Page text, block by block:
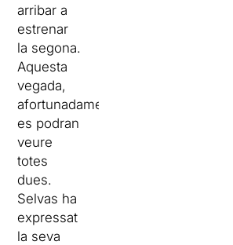
arribar a
estrenar
la segona.
Aquesta
vegada,
afortunadament,
es podran
veure
totes
dues.
Selvas ha
expressat
la seva